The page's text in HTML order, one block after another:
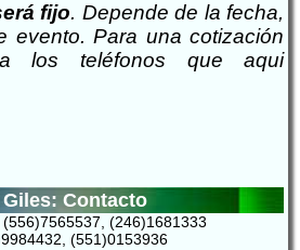
fijo. Depende de la fecha,
evento. Para una cotización
los teléfonos que aqui
Contacto
(246)1681333
(551)0153936